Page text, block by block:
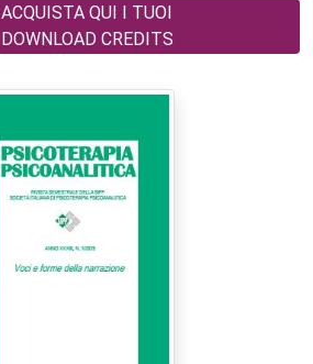
ACQUISTA QUI I TUOI
DOWNLOAD CREDITS